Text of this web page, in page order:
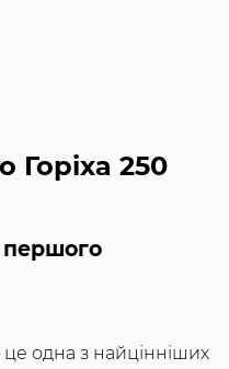
Горіха 250
першого
одна з найцінніших